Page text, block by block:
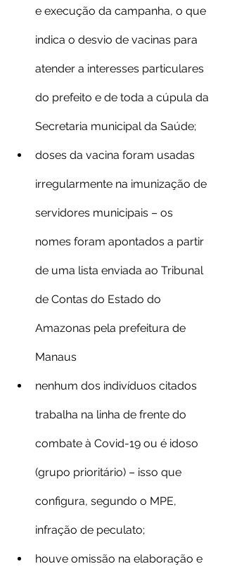
e execução da campanha, o que
indica o desvio de vacinas para
atender a interesses particulares
do prefeito e de toda a cúpula da
Secretaria municipal da Saúde;
doses da vacina foram usadas
irregularmente na imunização de
servidores municipais – os
nomes foram apontados a partir
de uma lista enviada ao Tribunal
de Contas do Estado do
Amazonas pela prefeitura de
Manaus
nenhum dos indivíduos citados
trabalha na linha de frente do
combate à Covid-19 ou é idoso
(grupo prioritário) – isso que
configura, segundo o MPE,
infração de peculato;
houve omissão na elaboração e